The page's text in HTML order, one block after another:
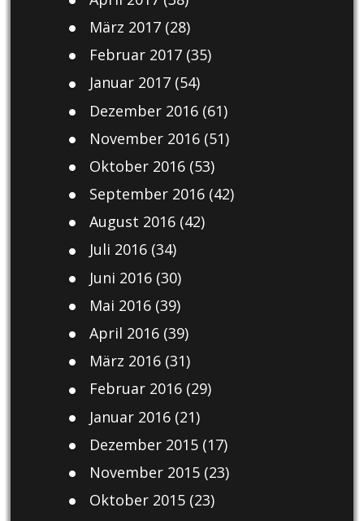
März 2017(28)
Februar 2017(35)
Januar 2017(54)
Dezember 2016(61)
November 2016(51)
Oktober 2016(53)
September 2016(42)
August 2016(42)
Juli 2016(34)
Juni 2016(30)
Mai 2016(39)
April 2016(39)
März 2016(31)
Februar 2016(29)
Januar 2016(21)
Dezember 2015(17)
November 2015(23)
Oktober 2015(23)